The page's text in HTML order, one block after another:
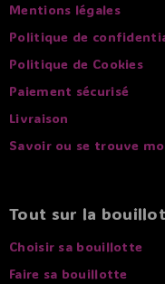
Mentions légales
Politique de
Politique de Cookies
Paiement sécurisé
Livraison
Savoir ou se trouve
Tout sur la
Choisir sa bouillotte
Faire sa bouillotte